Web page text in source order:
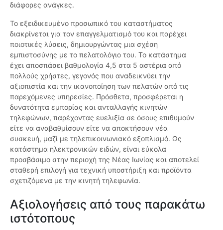
διάφορες ανάγκες.
Το εξειδικευμένο προσωπικό του καταστήματος
διακρίνεται για τον επαγγελματισμό του και παρέχει
ποιοτικές λύσεις, δημιουργώντας μια σχέση
εμπιστοσύνης με το πελατολόγιο του. Το κατάστημα
έχει αποσπάσει βαθμολογία 4,5 στα 5 αστέρια από
πολλούς χρήστες, γεγονός που αναδεικνύει την
αξιοπιστία και την ικανοποίηση των πελατών από τις
παρεχόμενες υπηρεσίες. Πρόσθετα, προσφέρεται η
δυνατότητα εμπορίας και ανταλλαγής κινητών
τηλεφώνων, παρέχοντας ευελιξία σε όσους επιθυμούν
είτε να αναβαθμίσουν είτε να αποκτήσουν νέα
συσκευή, μαζί με τηλεπικοινωνιακό εξοπλισμό. Ως
κατάστημα ηλεκτρονικών ειδών, είναι εύκολα
προσβάσιμο στην περιοχή της Νέας Ιωνίας και αποτελεί
σταθερή επιλογή για τεχνική υποστήριξη και προϊόντα
σχετιζόμενα με την κινητή τηλεφωνία.
Αξιολογήσεις από τους παρακάτω
ιστότοπους